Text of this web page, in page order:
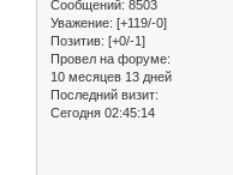
Сообщений: 8503
Уважение: [+119/-0]
Позитив: [+0/-1]
Провел на форуме:
10 месяцев 13 дней
Последний визит:
Сегодня 02:45:14